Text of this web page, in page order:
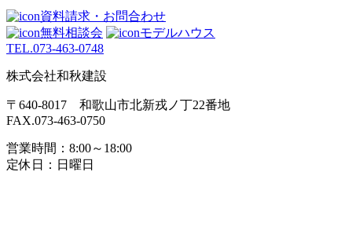
資料請求・お問合わせ
無料相談会
モデルハウス
TEL.073-463-0748
株式会社和秋建設
〒640-8017 和歌山市北新戎ノ丁22番地
FAX.073-463-0750
営業時間：8:00～18:00
定休日：日曜日